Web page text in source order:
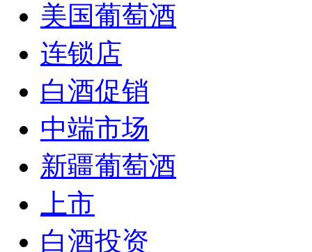
美国葡萄酒
连锁店
白酒促销
中端市场
新疆葡萄酒
上市
白酒投资